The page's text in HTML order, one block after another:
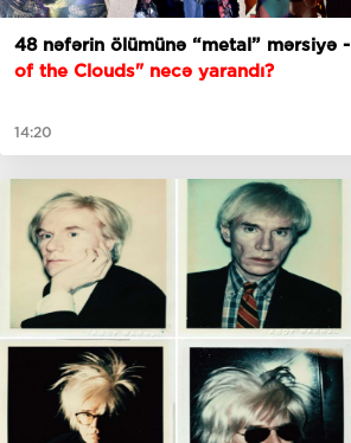
48 nəfərin ölümünə “metal” mərsiyə -
of the Clouds" necə yarandı?
14:20